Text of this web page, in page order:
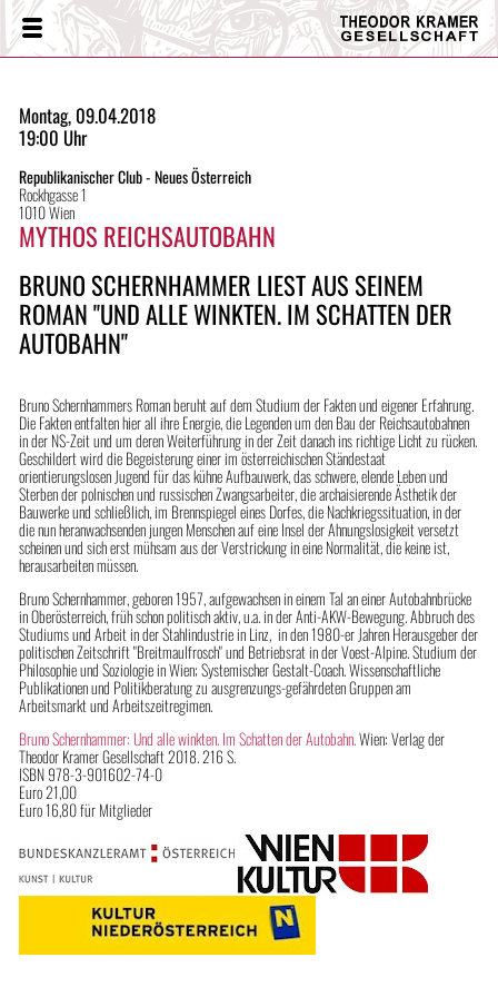
Theodor
Kramer
Menü
Montag, 09.04.2018
19:00 Uhr
Republikanischer Club - Neues Österreich
Rockhgasse 1
1010 Wien
MYTHOS REICHSAUTOBAHN
BRUNO SCHERNHAMMER LIEST AUS SEINEM
ROMAN "UND ALLE WINKTEN. IM SCHATTEN DER
AUTOBAHN"
Bruno Schernhammers Roman beruht auf dem Studium der Fakten und eigener Erfahrung.
Die Fakten entfalten hier all ihre Energie, die Legenden um den Bau der Reichsautobahnen
in der NS-Zeit und um deren Weiterführung in der Zeit danach ins richtige Licht zu rücken.
Geschildert wird die Begeisterung einer im österreichischen Ständestaat
orientierungslosen Jugend für das kühne Aufbauwerk, das schwere, elende Leben und
Sterben der polnischen und russischen Zwangsarbeiter, die archaisierende Ästhetik der
Bauwerke und schließlich, im Brennspiegel eines Dorfes, die Nachkriegssituation, in der
die nun heranwachsenden jungen Menschen auf eine Insel der Ahnungslosigkeit versetzt
scheinen und sich erst mühsam aus der Verstrickung in eine Normalität, die keine ist,
herausarbeiten müssen.
Bruno Schernhammer, geboren 1957, aufgewachsen in einem Tal an einer Autobahnbrücke
in Oberösterreich, früh schon politisch aktiv, u.a. in der Anti-AKW-Bewegung. Abbruch des
Studiums und Arbeit in der Stahlindustrie in Linz, in den 1980-er Jahren Herausgeber der
politischen Zeitschrift "Breitmaulfrosch" und Betriebsrat in der Voest-Alpine. Studium der
Philosophie und Soziologie in Wien; Systemischer Gestalt-Coach. Wissenschaftliche
Publikationen und Politikberatung zu ausgrenzungs-gefährdeten Gruppen am
Arbeitsmarkt und Arbeitszeitregimen.
Bruno Schernhammer: Und alle winkten. Im Schatten der Autobahn.Wien: Verlag der
Theodor Kramer Gesellschaft 2018. 216 S.
ISBN 978-3-901602-74-0
Euro 21,00
Euro 16,80 für Mitglieder